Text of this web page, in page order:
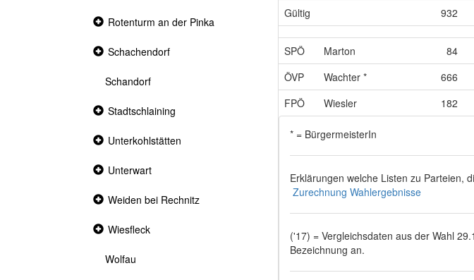
Collapsed
Rotenturm an der Pinka
Collapsed
Schachendorf
Schandorf
Collapsed
Stadtschlaining
Collapsed
Unterkohlstätten
Collapsed
Unterwart
Collapsed
Weiden bei Rechnitz
Collapsed
Wiesfleck
Wolfau
Gültig
932
SPÖ Marton 84
ÖVP
Wachter * 666
FPÖ
Wiesler 182
* = BürgermeisterIn
Erklärungen welche Listen zu Parteien,
Zurechnung Wahlergebnisse
('17) = Vergleichsdaten aus der Wahl
Bezeichnung an.